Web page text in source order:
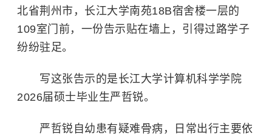
北省荆州市， 长江大学南苑18B宿舍楼一层的
109室门前，一份告示贴在墙上，引得过路学子
纷纷驻足。
写这张告示的是长江大学计算机科学学院
2026届硕士毕业生严哲锐。
严哲锐自幼患有疑难骨病，日常出行主要依